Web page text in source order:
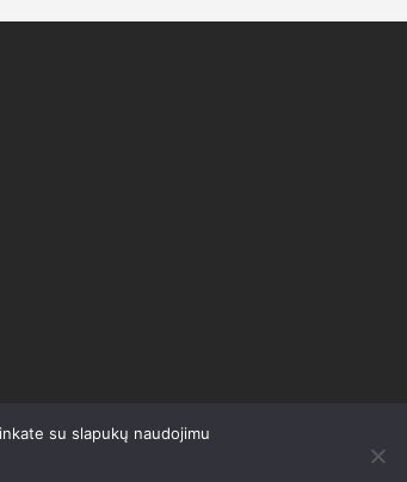
su slapukų naudojimu